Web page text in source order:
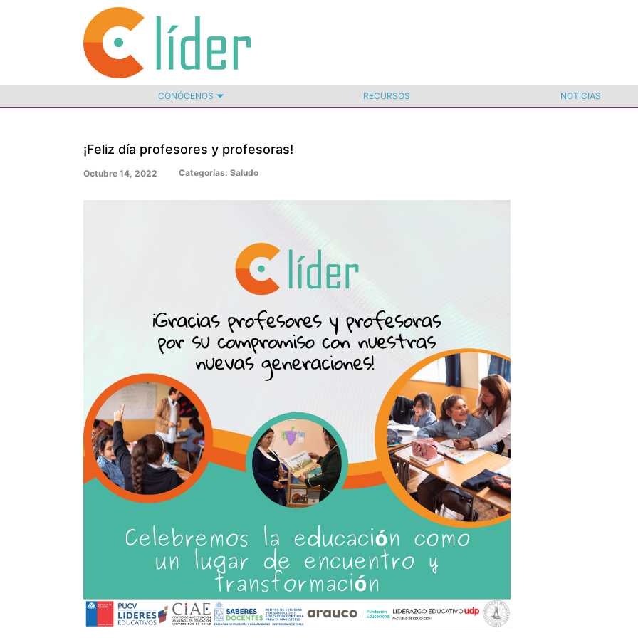
CONÓCENOS RECURSOS NOTICIAS
¡Feliz día profesores y profesoras!
Octubre 14, 2022 Categorías: Saludo